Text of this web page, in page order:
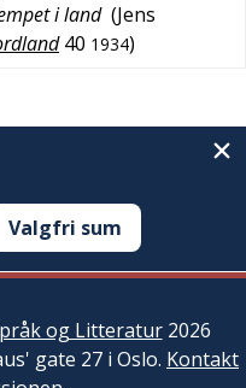
i land (Jens
40 1934)
Valgfri sum
og Litteratur2026
gate 27 i Oslo. Kontakt